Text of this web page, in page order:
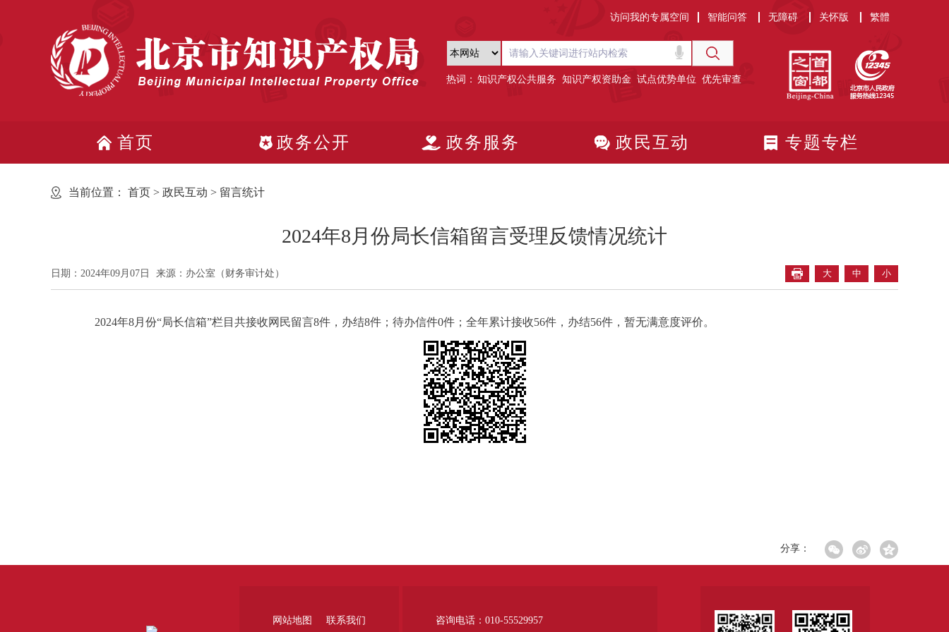
访问我的专属空间 智能问答 无障碍 关怀版 繁體
热词： 知识产权公共服务 知识产权资助金 试点优势单位 优先审查
首页 政务公开 政务服务 政民互动 专题专栏
当前位置： 首页 > 政民互动 > 留言统计
2024年8月份局长信箱留言受理反馈情况统计
日期：2024年09月07日 来源：办公室（财务审计处） 大 中 小
2024年8月份“局长信箱”栏目共接收网民留言8件，办结8件；待办信件0件；全年累计接收56件，办结56件，暂无满意度评价。
分享：
网站地图 联系我们 咨询电话：010-55529957